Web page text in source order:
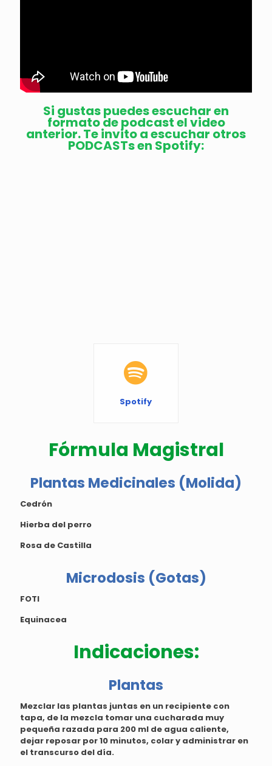
Si gustas puedes escuchar en
formato de podcast el video
anterior. Te invito a escuchar otros
PODCASTs en Spotify:
Spotify
Fórmula Magistral
Plantas Medicinales (Molida)
Cedrón
Hierba del perro
Rosa de Castilla
Microdosis (Gotas)
FOTI
Equinacea
Indicaciones:
Plantas
Mezclar las plantas juntas en un recipiente con
tapa, de la mezcla tomar una cucharada muy
pequeña razada para 200 ml de agua caliente,
dejar reposar por 10 minutos, colar y administrar en
el transcurso del día.